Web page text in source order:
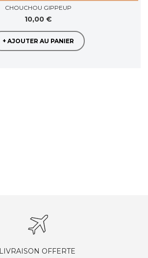
CHOUCHOU GIPPEUP
10,00 €
+ AJOUTER AU PANIER
LIVRAISON OFFERTE